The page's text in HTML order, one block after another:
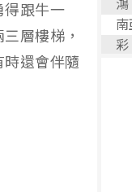
得跟牛一
層樓梯，
還會伴隨